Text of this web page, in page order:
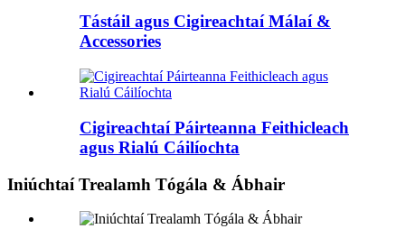
Tástáil agus Cigireachtaí Málaí &
Accessories
Cigireachtaí Páirteanna Feithicleach
agus Rialú Cáilíochta
Iniúchtaí Trealamh Tógála & Ábhair